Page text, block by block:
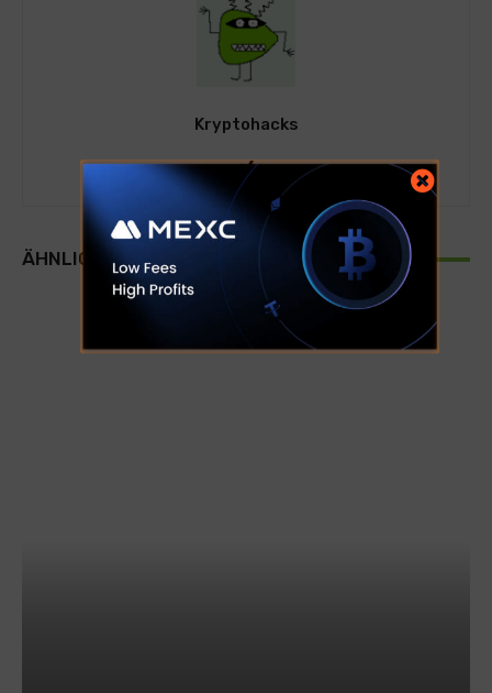
Kryptohacks
ÄHNLICHE ARTIKEL